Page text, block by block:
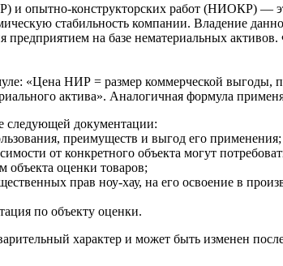
и опытно-конструкторских работ (НИОКР) —
стабильность компании. Владение
на базе нематериальных
«Цена НИР = размер коммерческой
актива». Аналогичная формула
следующей документации:
преимуществ и выгод его применения;
от конкретного объекта могут
объекта оценки товаров;
прав ноу-хау, на его освоение в
по объекту оценки.
характер и может быть изменен